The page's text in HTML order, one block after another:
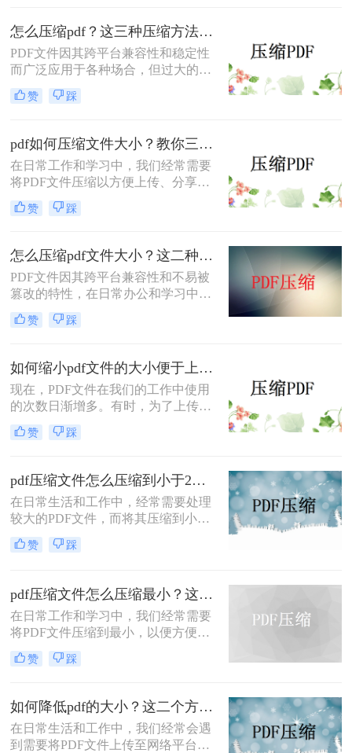
本文将介绍四种常用的压缩PDF文件
的方法，帮助您根据不同的需求选择
最合适的方式。
怎么压缩pdf？这三种压缩方法很实用！
PDF文件因其跨平台兼容性和稳定性
而广泛应用于各种场合，但过大的
PDF文件可能会带来存储、传输和编
辑上的不便。那么怎么压缩pdf呢？本
赞 踩
pdf如何压缩文件大小？教你三招快速压缩！
在日常工作和学习中，我们经常需要
将PDF文件压缩以方便上传、分享或
存储。那么pdf如何压缩文件大小呢？
本文将介绍三种常用的压缩PDF文件
最合适的方式。
赞 踩
怎么压缩pdf文件大小？这二种压缩方式很好用！
PDF文件因其跨平台兼容性和不易被
篡改的特性，在日常办公和学习中得
到了广泛应用。然而，有时PDF文件
过大，会给传输和存储带来不便。那
绍两种有效的PDF文件压缩方法。
赞 踩
如何缩小pdf文件的大小便于上传？教你3种简单压缩方法！
现在，PDF文件在我们的工作中使用
的次数日渐增多。有时，为了上传或
阅读PDF文件，PDF文件太大，无法
上传。在这种情况下，如果您能如何
解决此类问题。你知道如何PDF压缩
吗？如果你不能，你可以跟着小编来
解决！
赞 踩
pdf压缩文件怎么压缩到小于2M？这3种方法超级好用！
在日常生活和工作中，经常需要处理
较大的PDF文件，而将其压缩到小于
2MB以便于存储、传输或分享显得尤
为重要。那么PDF压缩文件怎么压缩
方法来实现这一目标。
赞 踩
pdf压缩文件怎么压缩最小？这三个方法可以学习一下！
在日常工作和学习中，我们经常需要
将PDF文件压缩到最小，以便方便上
传、分享或存储。那么pdf压缩文件怎
么压缩最小呢？本文将介绍三种常用
助您根据不同的需求选择最合适的方
式。
赞 踩
如何降低pdf的大小？这二个方法帮你搞定！
在日常生活和工作中，我们经常会遇
到需要将PDF文件上传至网络平台或